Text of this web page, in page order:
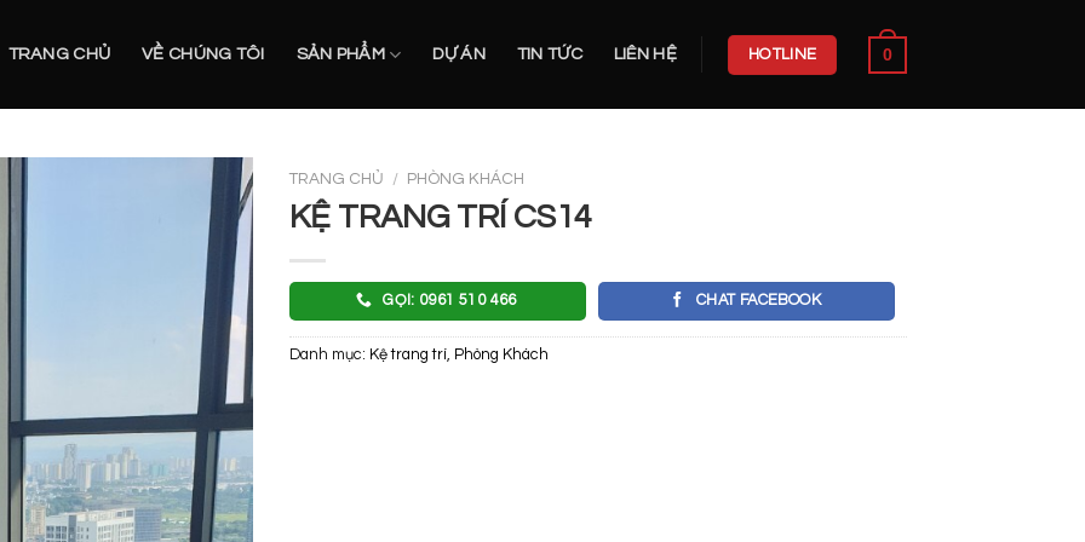
TRANG CHỦ VỀ CHÚNG TÔI SẢN PHẨM DỰ ÁN TIN TỨC LIÊN HỆ HOTLINE 0
TRANG CHỦ / PHÒNG KHÁCH
KỆ TRANG TRÍ CS14
GỌI: 0961 510 466 CHAT FACEBOOK
Danh mục: Kệ trang trí Phòng Khách